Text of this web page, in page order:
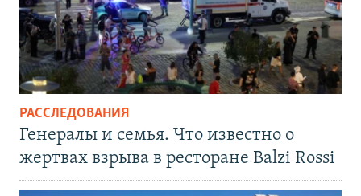
РАССЛЕДОВАНИЯ
Генералы и семья. Что известно о
жертвах взрыва в ресторане Balzi Rossi